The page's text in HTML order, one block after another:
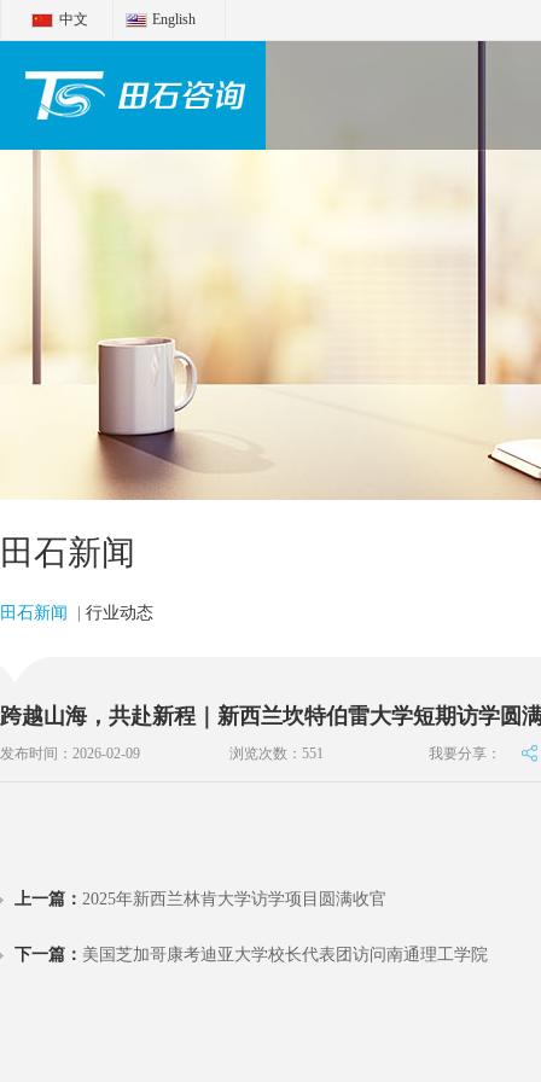
中文 English
田石新闻
田石新闻 行业动态
跨越山海，共赴新程｜新西兰坎特伯雷大学短期访学圆
发布时间：2026-02-09 浏览次数： 551 我要分享：
上一篇： 2025年新西兰林肯大学访学项目圆满收官
下一篇： 美国芝加哥康考迪亚大学校长代表团访问南通理工学院